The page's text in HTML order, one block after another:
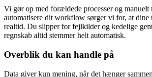
Vi gør op med forældede processer og manuelt
automatisere dit workflow sørger vi for, at dine
realtid. Du slipper for fejlkilder og kedelige
regnskab altid stemmer helt automatisk.
Overblik du kan handle på
Data giver kun mening, når det hænger